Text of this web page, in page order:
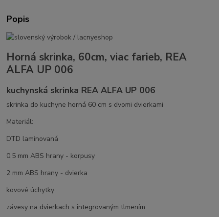
Popis
Horná skrinka, 60cm, viac farieb, REA
ALFA UP 006
kuchynská skrinka REA ALFA UP 006
skrinka do kuchyne horná 60 cm s dvomi dvierkami
Materiál:
DTD laminovaná
0,5 mm ABS hrany - korpusy
2 mm ABS hrany - dvierka
kovové úchytky
závesy na dvierkach s integrovaným tlmením